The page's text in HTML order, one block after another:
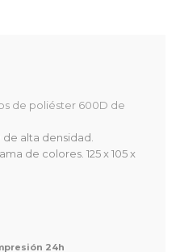
de poliéster 600D de
alta densidad.
de colores. 125 x 105 x
24h